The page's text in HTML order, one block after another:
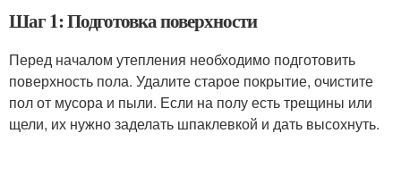
Шаг 1: Подготовка поверхности
Перед началом утепления необходимо подготовить
поверхность пола. Удалите старое покрытие, очистите
пол от мусора и пыли. Если на полу есть трещины или
щели, их нужно заделать шпаклевкой и дать высохнуть.